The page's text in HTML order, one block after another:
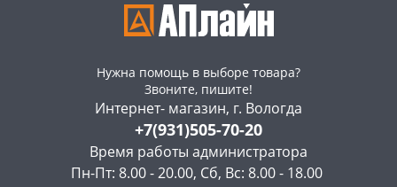
Нужна помощь в выборе товара?
Звоните, пишите!
Интернет- магазин, г. Вологда
+7(931)505-70-20
Время работы администратора
Пн-Пт: 8.00 - 20.00, Сб, Вс: 8.00 - 18.00